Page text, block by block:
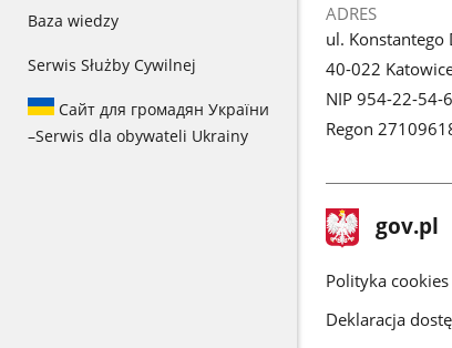
Baza wiedzy
Serwis Służby Cywilnej
Сайт для громадян України
–Serwis dla obywateli Ukrainy
ADRES
ul. Konstantego
40-022
NIP 954-22-54-
Regon
stopka
gov.pl Strona
gov.pl
gov.pl
Polityka cookies
Deklaracja